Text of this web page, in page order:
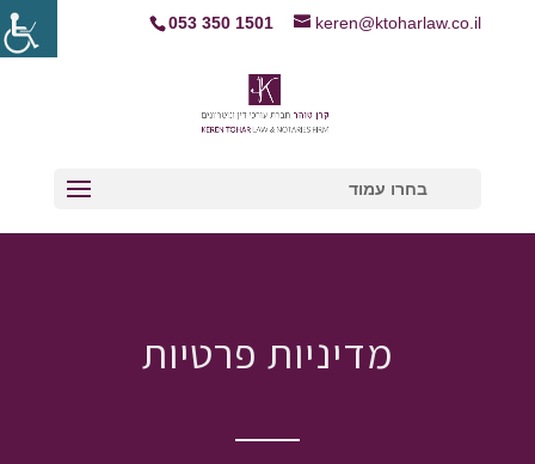
053 350 1501 keren@ktoharlaw.co.il
בחרו עמוד
מדיניות פרטיות